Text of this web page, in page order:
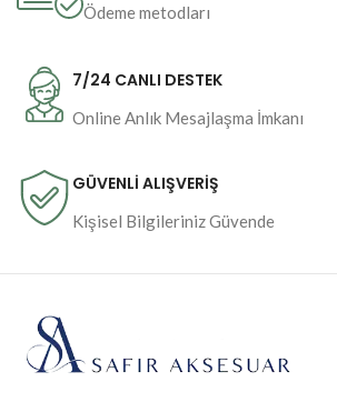
Ödeme metodları
7/24 CANLI DESTEK
Online Anlık Mesajlaşma İmkanı
GÜVENLİ ALIŞVERİŞ
Kişisel Bilgileriniz Güvende